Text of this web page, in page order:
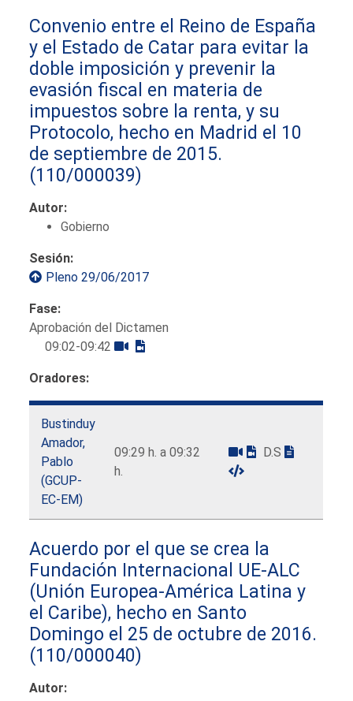
Convenio entre el Reino de España
y el Estado de Catar para evitar la
doble imposición y prevenir la
evasión fiscal en materia de
impuestos sobre la renta, y su
Protocolo, hecho en Madrid el 10
de septiembre de 2015.
(110/000039)
Autor:
Gobierno
Sesión:
Pleno 29/06/2017
Fase:
Aprobación del Dictamen
09:02-09:42
Oradores:
Bustinduy
Amador,
Pablo
(GCUP-
EC-EM)
09:29 h. a 09:32
h.
D.S
Acuerdo por el que se crea la
Fundación Internacional UE-ALC
(Unión Europea-América Latina y
el Caribe), hecho en Santo
Domingo el 25 de octubre de 2016.
(110/000040)
Autor: